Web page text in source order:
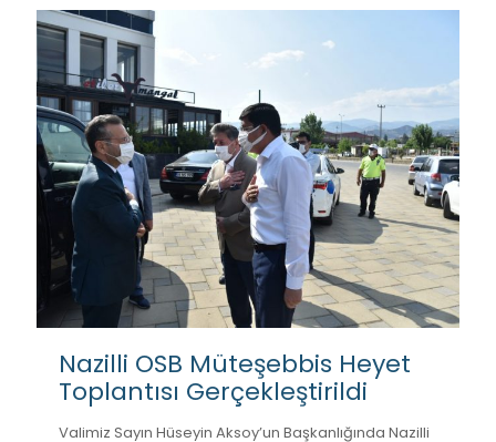
Nazilli OSB Müteşebbis Heyet
Toplantısı Gerçekleştirildi
Valimiz Sayın Hüseyin Aksoy’un Başkanlığında Nazilli